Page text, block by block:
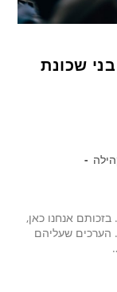
שכונת
אנחנו כאן,
שעליהם